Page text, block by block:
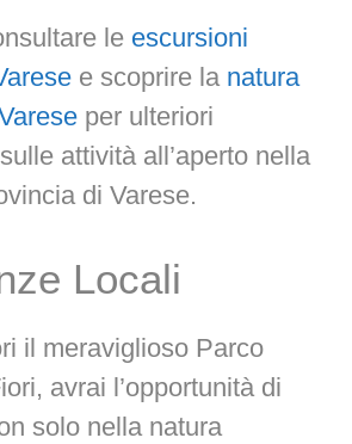
le escursioni
e scoprire la natura
per ulteriori
attività all’aperto nella
di Varese.
Locali
il meraviglioso Parco
avrai l’opportunità di
solo nella natura